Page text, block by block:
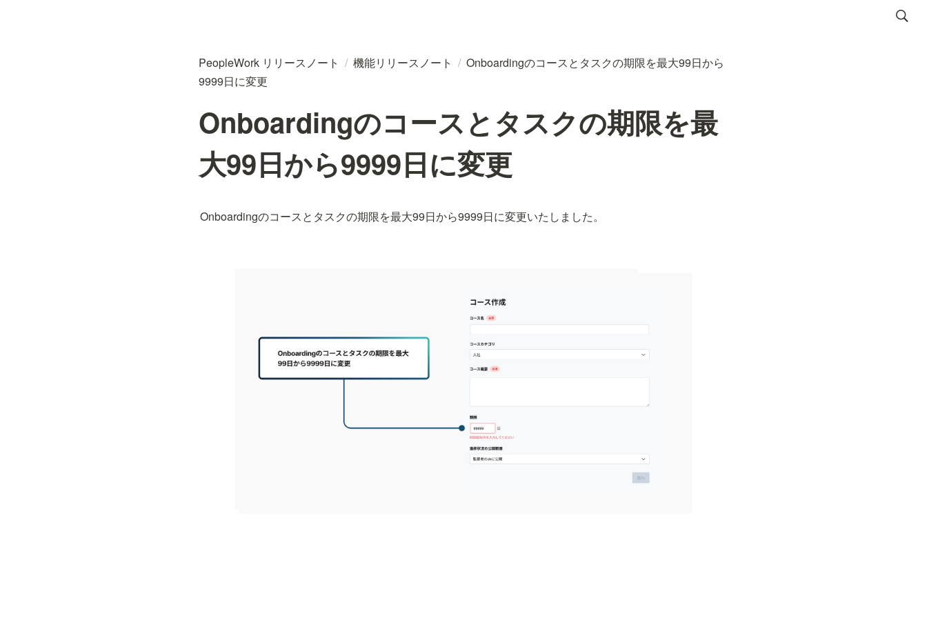
PeopleWork リリースノート / 機能リリースノート / Onboardingのコースとタスクの期限を最大99日から
9999日に変更
Onboardingのコースとタスクの期限を最
大99日から9999日に変更
Onboardingのコースとタスクの期限を最大99日から9999日に変更いたしました。